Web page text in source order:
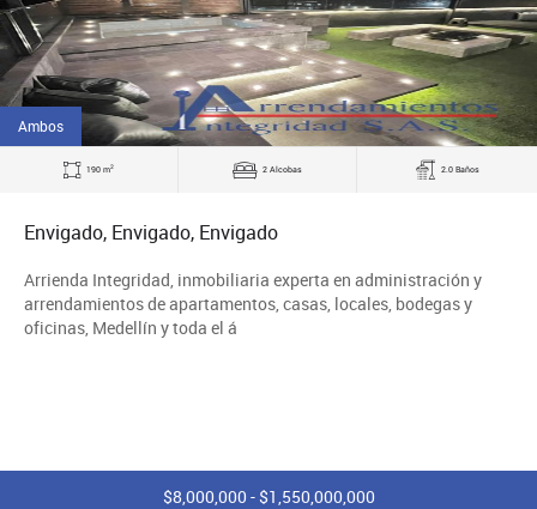
Ambos
190 m2 2 Alcobas 2.0 Baños
Envigado, Envigado, Envigado
Arrienda Integridad, inmobiliaria experta en administración y
arrendamientos de apartamentos, casas, locales, bodegas y
oficinas, Medellín y toda el á
$8,000,000 - $1,550,000,000